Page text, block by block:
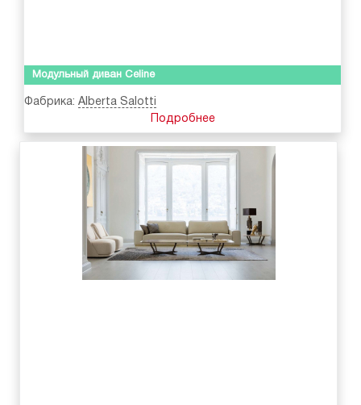
Модульный диван Celine
Фабрика: Alberta Salotti
Подробнее